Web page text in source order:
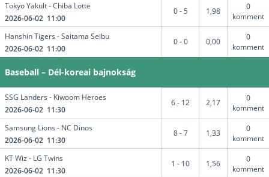
Tokyo Yakult - Chiba Lotte
2026-06-02 11:00
0 - 5 1,98
0
komment
Hanshin Tigers - Saitama Seibu
2026-06-02 11:00
0 - 0 0,00
0
komment
Baseball – Dél-koreai bajnokság
SSG Landers - Kiwoom Heroes
2026-06-02 11:30
6 - 12 2,17
0
komment
Samsung Lions - NC Dinos
2026-06-02 11:30
8 - 7 1,33
0
komment
KT Wiz - LG Twins
2026-06-02 11:30
1 - 10 1,56
0
komment